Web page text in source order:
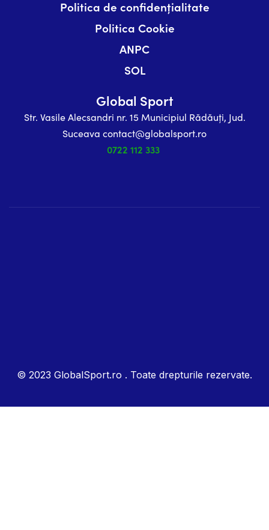
Politica de confidențialitate
Politica Cookie
ANPC
SOL
Global Sport
Str. Vasile Alecsandri nr. 15 Municipiul Rădăuți, Jud.
Suceava contact@globalsport.ro
0722 112 333
© 2023 GlobalSport.ro . Toate drepturile rezervate.